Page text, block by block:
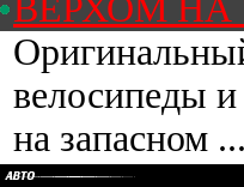
ВЕРХОМ НА
велосипеды и
на запасном ...